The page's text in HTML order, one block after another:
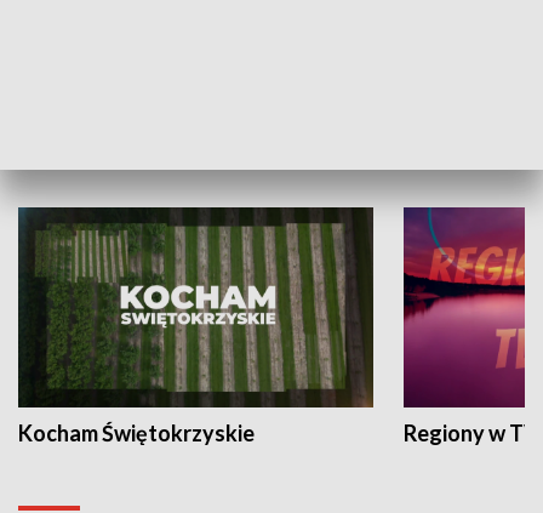
Kocham Świętokrzyskie Regiony w